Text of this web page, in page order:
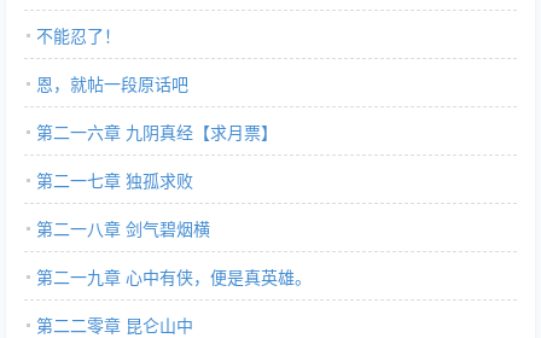
不能忍了！
恩，就帖一段原话吧
第二一六章 九阴真经【求月票】
第二一七章 独孤求败
第二一八章 剑气碧烟横
第二一九章 心中有侠，便是真英雄。
第二二零章 昆仑山中